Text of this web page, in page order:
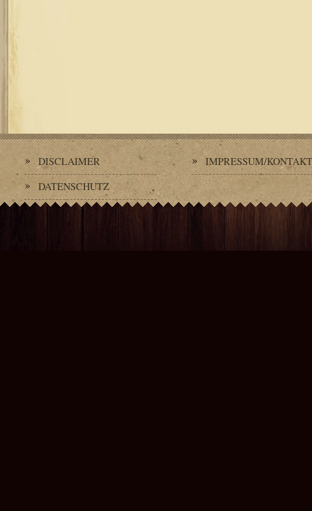
DISCLAIMER
DATENSCHUTZ
IMPRESSUM/KONTAKT